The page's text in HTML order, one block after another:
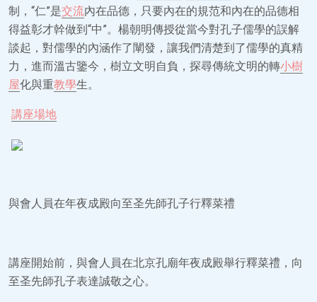
制，“仁”是交流內在品德，只要內在的規范和內在的品德相
得益彰才幹做到“中”。楊朝明傳授從當今對孔子儒學的誤解
談起，對儒學的內涵作了闡發，讓我們清楚到了儒學的真精
力，進而溫古鑒今，樹立文明自負，探尋傳統文明的轉小樹
屋化與重教學生。
講座場地
與會人員在年夜成殿向至圣先師孔子行釋菜禮
講座開始前，與會人員在北京孔廟年夜成殿舉行釋菜禮，向
至圣先師孔子表達誠敬之心。